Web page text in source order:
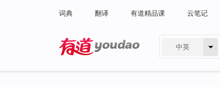
词典 翻译 有道精品课 云笔记
中英